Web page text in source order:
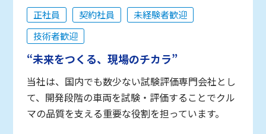
正社員 契約社員
未経験者歓迎
技術者歓迎
“未来をつくる、現場のチカラ”
当社は、国内でも数少ない試験評価専門会社とし
て、開発段階の車両を試験・評価することでクル
マの品質を支える重要な役割を担っています。